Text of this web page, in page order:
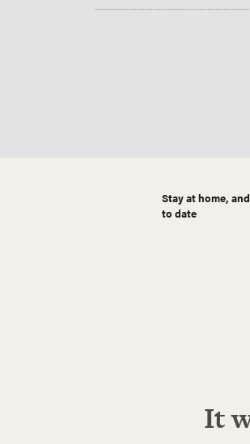
Stay at home,
to date
It